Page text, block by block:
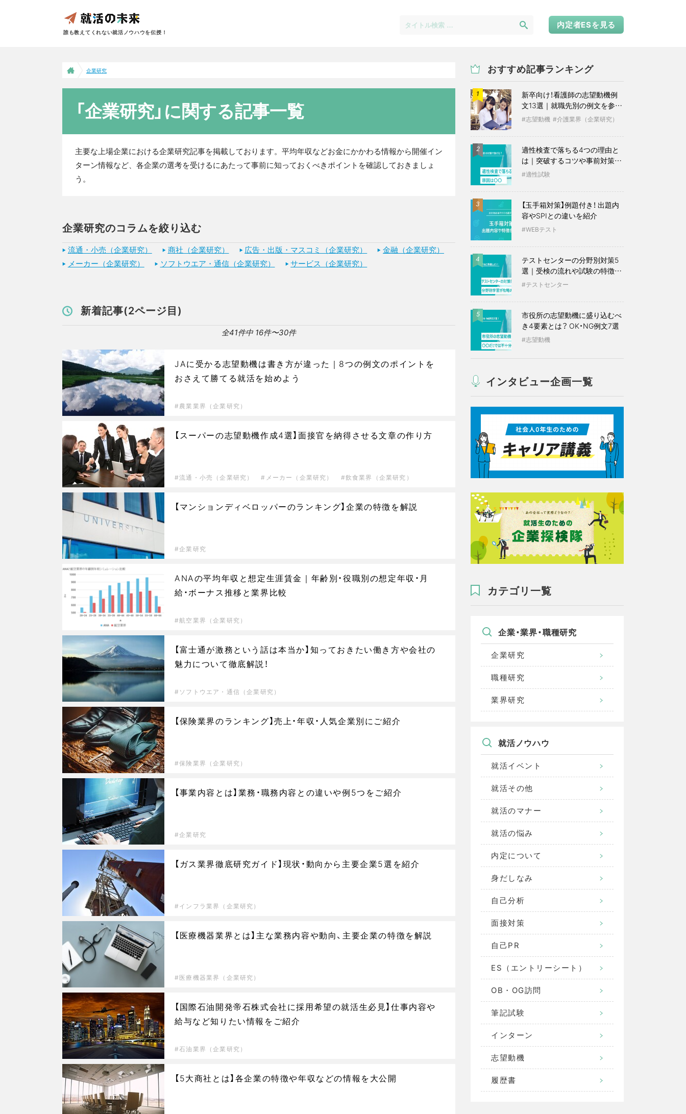
誰も教えてくれない就活ノウハウを伝授！
内定者ESを見る
企業研究
「企業研究」に関する記事一覧
主要な上場企業における企業研究記事を掲載しております。平均年収などお金にかかわる情報から開催イン
ターン情報など、各企業の選考を受けるにあたって事前に知っておくべきポイントを確認しておきましょ
う。
企業研究のコラムを絞り込む
流通・小売（企業研究） 商社（企業研究） 広告・出版・マスコミ（企業研究）
金融（企業研究）
メーカー（企業研究）
ソフトウエア・通信（企業研究） サービス（企業研究）
新着記事(2ページ目)
全41件中 16件〜30件
JAに受かる志望動機は書き方が違った｜8つの例文のポイントを
おさえて勝てる就活を始めよう
農業業界（企業研究）
【スーパーの志望動機作成4選】面接官を納得させる文章の作り方
流通・小売（企業研究） メーカー（企業研究） 飲食業界（企業研究）
【マンションディベロッパーのランキング】企業の特徴を解説
企業研究
ANAの平均年収と想定生涯賃金｜年齢別・役職別の想定年収・月
給・ボーナス推移と業界比較
航空業界（企業研究）
【富士通が激務という話は本当か】知っておきたい働き方や会社の
魅力について徹底解説！
ソフトウエア・通信（企業研究）
【保険業界のランキング】売上・年収・人気企業別にご紹介
保険業界（企業研究）
【事業内容とは】業務・職務内容との違いや例5つをご紹介
企業研究
【ガス業界徹底研究ガイド】現状・動向から主要企業5選を紹介
インフラ業界（企業研究）
【医療機器業界とは】主な業務内容や動向、主要企業の特徴を解説
医療機器業界（企業研究）
【国際石油開発帝石株式会社に採用希望の就活生必見】仕事内容や
給与など知りたい情報をご紹介
石油業界（企業研究）
【5大商社とは】各企業の特徴や年収などの情報を大公開
おすすめ記事ランキング
1
新卒向け！看護師の志望動機例
文13選｜就職先別の例文を参考
に志望動機 介護業界（企業研究）
2
適性検査で落ちる4つの理由と
は｜突破するコツや事前対策も
紹介
適性試験
3
【玉手箱対策】例題付き！ 出題内
容やSPIとの違いを紹介
WEBテスト
4
テストセンターの分野別対策5
選｜受検の流れや試験の特徴も
紹介
テストセンター
5
市役所の志望動機に盛り込むべ
き4要素とは？ OK・NG例文7選
志望動機
インタビュー企画一覧
カテゴリ一覧
企業・業界・職種研究
企業研究
職種研究
業界研究
就活ノウハウ
就活イベント
就活その他
就活のマナー
就活の悩み
内定について
身だしなみ
自己分析
面接対策
自己PR
ES（エントリーシート）
OB・OG訪問
筆記試験
インターン
志望動機
履歴書